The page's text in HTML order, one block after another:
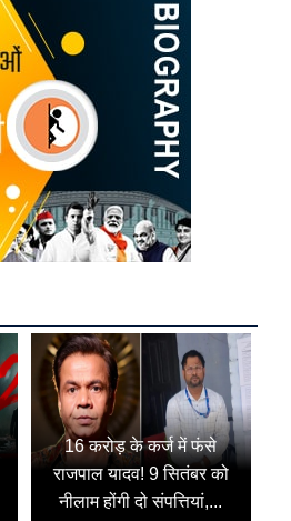
16 करोड़ के कर्ज में फंसे
राजपाल यादव! 9 सितंबर को
नीलाम होंगी दो संपत्तियां,...